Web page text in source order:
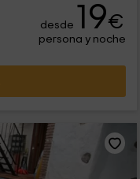
desde 19€
persona y noche